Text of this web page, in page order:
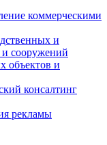
коммерческими
и
сооружений
объектов и
консалтинг
рекламы